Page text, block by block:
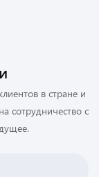
в стране и
сотрудничество с